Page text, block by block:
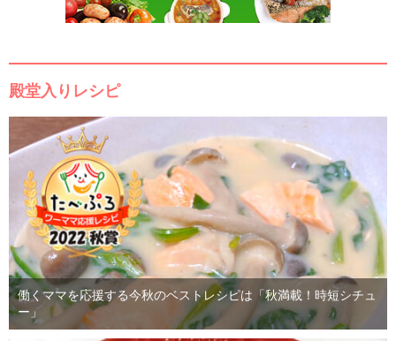
殿堂入りレシピ
働くママを応援する今秋のベストレシピは「秋満載！時短シチュ
ー」